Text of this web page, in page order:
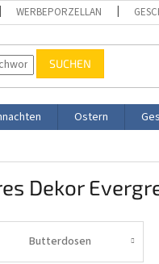
WERBEPORZELLAN
SUCHEN
Ostern
Dekor
Butterdosen